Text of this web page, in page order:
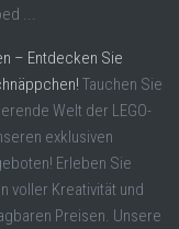
...
– Entdecken Sie
Tauchen Sie
Welt der LEGO-
exklusiven
Erleben Sie
voller Kreativität und
Preisen. Unsere